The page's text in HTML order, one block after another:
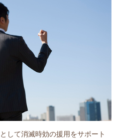
して消滅時効の援用をサポート